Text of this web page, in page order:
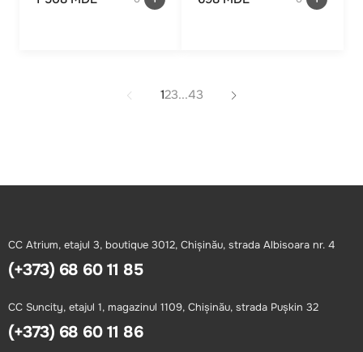
123...43
CC Atrium, etajul 3, boutique 3012, Chișinău, strada Albisoara nr. 4
(+373) 68 60 11 85
СС Suncity, etajul 1, magazinul 1109, Chișinău, strada Pușkin 32
(+373) 68 60 11 86